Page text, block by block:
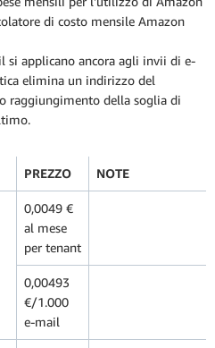
di costo mensile Amazon
si applicano ancora agli invii di e-
elimina un indirizzo del
raggiungimento della soglia di
PREZZO NOTE
0,0049 €
al mese
per tenant
0,00493
€/1.000
e-mail